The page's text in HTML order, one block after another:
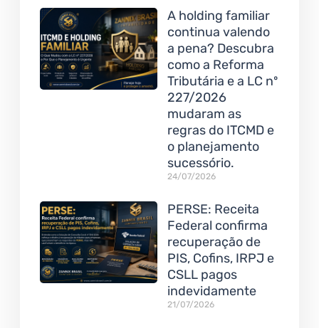
A holding familiar
continua valendo
a pena? Descubra
como a Reforma
Tributária e a LC nº
227/2026
mudaram as
regras do ITCMD e
o planejamento
sucessório.
24/07/2026
PERSE: Receita
Federal confirma
recuperação de
PIS, Cofins, IRPJ e
CSLL pagos
indevidamente
21/07/2026